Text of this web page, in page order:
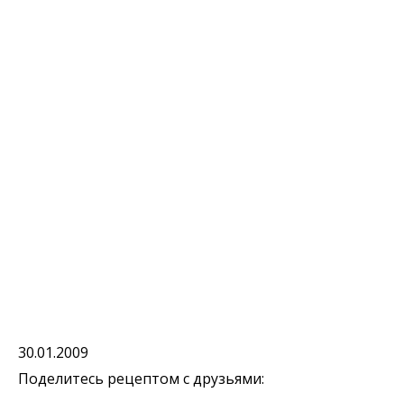
30.01.2009
Поделитесь рецептом с друзьями: